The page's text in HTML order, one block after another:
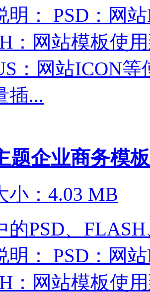
明： PSD：网
：网站模板使
：网站ICON
插...
题企业商务模板
小：4.03 MB
的PSD、
明： PSD：网
：网站模板使